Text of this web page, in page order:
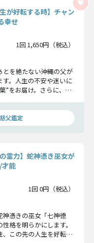
が好転する時】チャン
幸せ
1回 1,650円（税込）
を絶たない――沖縄の父が
。人生の不安や迷いに
”をお届け。さらに、直
父鑑定
霊力】蛇神憑き巫女が
能
1回 0円（税込）
神憑きの巫女「七神徳
格を明らかにします。
この先の人生を好転さ